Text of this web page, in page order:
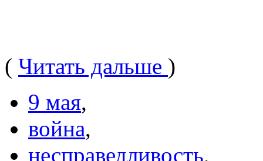
( Читать дальше )
9 мая,
война,
несправедливость,